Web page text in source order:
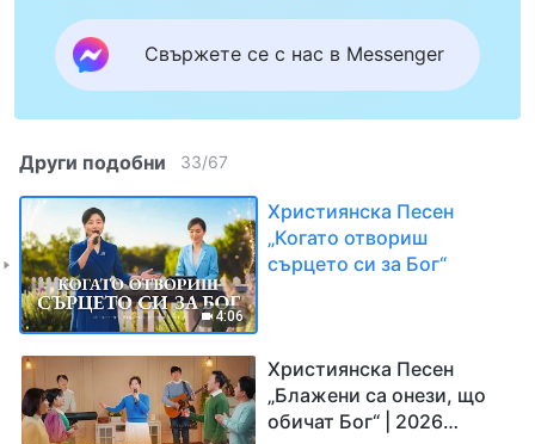
Свържете се с нас в Messenger
Други подобни 33/67
4:06
Християнска Песен
„Когато отвориш
сърцето си за Бог“
Християнска Песен
„Блажени са онези, що
обичат Бог“ | 2026